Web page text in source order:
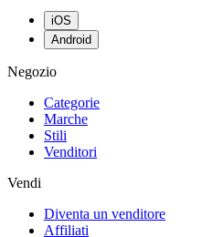
iOS
Android
Negozio
Categorie
Marche
Stili
Venditori
Vendi
Diventa un venditore
Affiliati